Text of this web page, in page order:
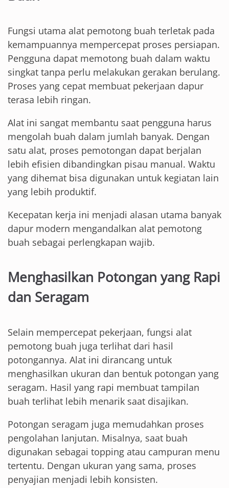
Fungsi utama alat pemotong buah terletak pada
kemampuannya mempercepat proses persiapan.
Pengguna dapat memotong buah dalam waktu
singkat tanpa perlu melakukan gerakan berulang.
Proses yang cepat membuat pekerjaan dapur
terasa lebih ringan.
Alat ini sangat membantu saat pengguna harus
mengolah buah dalam jumlah banyak. Dengan
satu alat, proses pemotongan dapat berjalan
lebih efisien dibandingkan pisau manual. Waktu
yang dihemat bisa digunakan untuk kegiatan lain
yang lebih produktif.
Kecepatan kerja ini menjadi alasan utama banyak
dapur modern mengandalkan alat pemotong
buah sebagai perlengkapan wajib.
Menghasilkan Potongan yang Rapi
dan Seragam
Selain mempercepat pekerjaan, fungsi alat
pemotong buah juga terlihat dari hasil
potongannya. Alat ini dirancang untuk
menghasilkan ukuran dan bentuk potongan yang
seragam. Hasil yang rapi membuat tampilan
buah terlihat lebih menarik saat disajikan.
Potongan seragam juga memudahkan proses
pengolahan lanjutan. Misalnya, saat buah
digunakan sebagai topping atau campuran menu
tertentu. Dengan ukuran yang sama, proses
penyajian menjadi lebih konsisten.